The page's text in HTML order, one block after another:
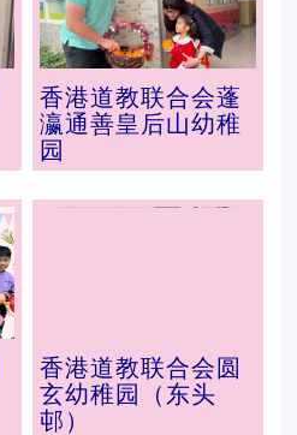
香港道教联合会蓬
瀛通善皇后山幼稚
园
香港道教联合会圆
玄幼稚园（东头
邨）